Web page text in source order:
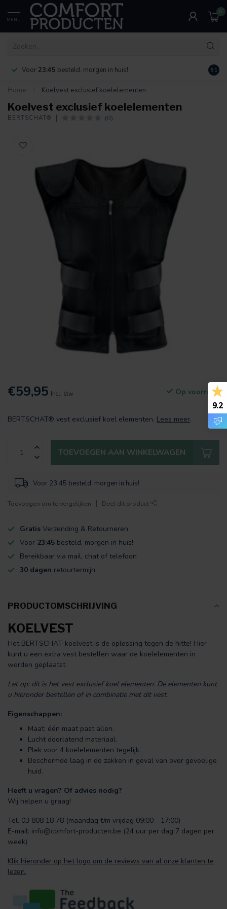
MENU
0
Voor 23:45 besteld, morgen in huis! 9.1
Home Koelvest exclusief koelelementen
Koelvest exclusief koelelementen
BERTSCHAT® (0)
€59,95 Incl. btw Op voorraad
BERTSCHAT® vest exclusief koel elementen. Lees meer.
TOEVOEGEN AAN WINKELWAGEN
Voor 23:45 besteld, morgen in huis!
Toevoegen om te vergelijken Deel dit product
Gratis Verzending & Retourneren
Voor 23:45 besteld, morgen in huis!
Bereikbaar via mail, chat of telefoon
30 dagen retourtermijn
PRODUCTOMSCHRIJVING
KOELVEST
Het BERTSCHAT-koelvest is de oplossing tegen de hitte! Hier
kunt u een extra vest bestellen waar de koelelementen in
worden geplaatst.
Let op: dit is het vest exclusief koel elementen. De elementen kunt
u hieronder bestellen of in combinatie met dit vest.
Eigenschappen:
Maat: één maat past allen.
Lucht doorlatend materiaal.
Plek voor 4 koelelementen tegelijk.
Beschermde laag in de zakken in geval van over gevoelige
huid.
Heeft u vragen? Of advies nodig?
Wij helpen u graag!
Tel. 03 808 18 78 (maandag t/m vrijdag 09:00 - 17:00)
E-mail: info@comfort-producten.be (24 uur per dag 7 dagen per
week)
Klik hieronder op het logo om de reviews van al onze klanten te
lezen.
9.2